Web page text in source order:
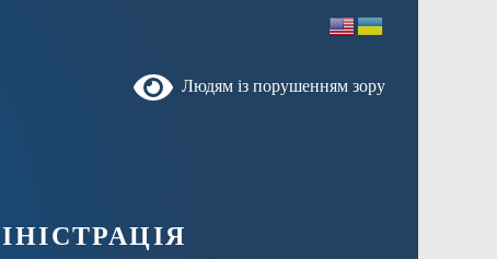
Людям із порушенням зору